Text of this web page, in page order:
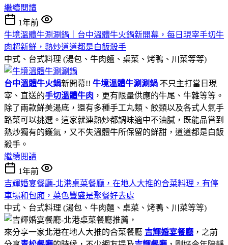
繼續閱讀
1年前
牛境溫體牛涮涮鍋｜台中溫體牛火鍋新開幕，每日現宰手切牛
肉超新鮮，熱炒道道都是白飯殺手
中式、台式料理 (湯包、牛肉麵、桌菜、烤鴨、川菜等等)
台中溫體牛火鍋新開幕!! 牛境溫體牛涮涮鍋 不只主打當日現
宰、直送的手切溫體牛肉 ，更有限量供應的牛尾、牛雜等等。
除了兩款鮮美湯底，還有多種手工丸類、餃類以及各式人氣手
路菜可以挑選。這家就連熱炒都調味適中不油膩，既能品嘗到
熱炒獨有的鑊氣，又不失溫體牛所保留的鮮甜，道道都是白飯
殺手。
繼續閱讀
1年前
吉輝婚宴餐廳-北港桌菜餐廳，在地人大推的合菜料理，有停
車場和包廂，菜色豐盛是聚餐好去處
中式、台式料理 (湯包、牛肉麵、桌菜、烤鴨、川菜等等)
來分享一家北港在地人大推的合菜餐廳 吉輝婚宴餐廳 ，之前